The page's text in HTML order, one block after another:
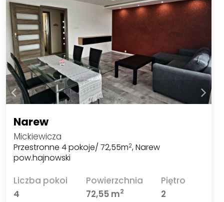
Narew
Mickiewicza
Przestronne 4 pokoje/ 72,55m2, Narew
pow.hajnowski
Liczba pokoi
4
Powierzchnia
72,55 m2
Piętro
2